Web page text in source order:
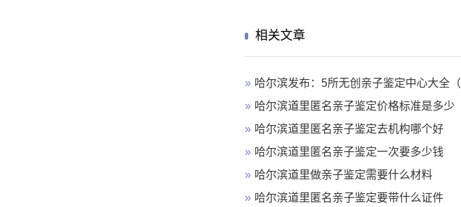
相关文章
» 哈尔滨发布：5所无创亲子鉴定中心大全（
» 哈尔滨道里匿名亲子鉴定价格标准是多少
» 哈尔滨道里匿名亲子鉴定去机构哪个好
» 哈尔滨道里匿名亲子鉴定一次要多少钱
» 哈尔滨道里做亲子鉴定需要什么材料
» 哈尔滨道里匿名亲子鉴定要带什么证件